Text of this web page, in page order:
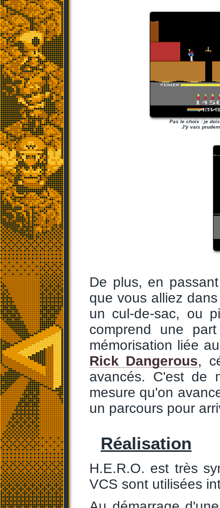
Pas le choix : je
J'y vais
De plus, en
que vous alliez
un cul-de-sac, ou
comprend une
mémorisation liée
Rick Dangerous,
avancés. C'est de
mesure qu'on
un parcours pour
Réalisation
H.E.R.O. est très
VCS sont utilisées